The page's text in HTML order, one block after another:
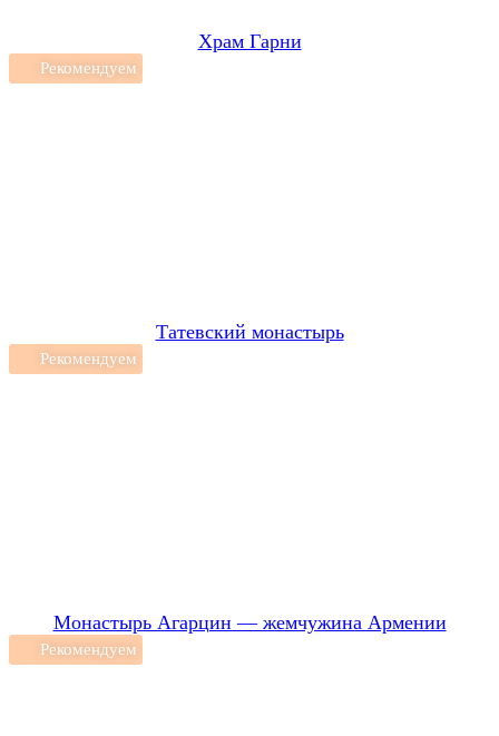
Храм Гарни
Рекомендуем
Татевский монастырь
Рекомендуем
Монастырь Агарцин — жемчужина Армении
Рекомендуем